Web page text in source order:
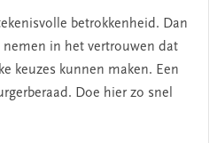
betrokkenheid. Dan
in het vertrouwen dat
keuzes kunnen maken. Een
Doe hier zo snel